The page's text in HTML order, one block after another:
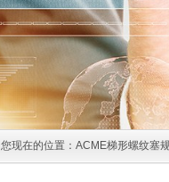
您现在的位置： ACME梯形螺纹塞